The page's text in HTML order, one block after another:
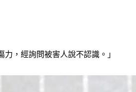
，經詢問被害人說不認識。」